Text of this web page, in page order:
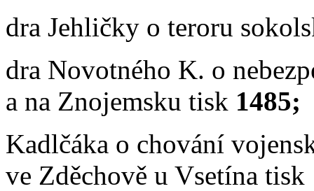
dra Jehličky o teroru
dra Novotného K. o
a na Znojemsku tisk 1485;
Kadlčáka o chování
ve Zděchově u Vsetína tisk